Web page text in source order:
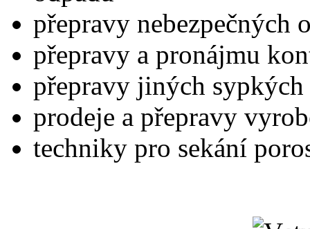
přepravy nebezpečných
přepravy a pronájmu
přepravy jiných sypkých
prodeje a přepravy
techniky pro sekání